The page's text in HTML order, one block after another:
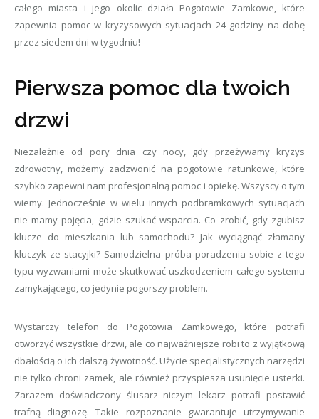
całego miasta i jego okolic działa Pogotowie Zamkowe, które
zapewnia pomoc w kryzysowych sytuacjach 24 godziny na dobę
przez siedem dni w tygodniu!
Pierwsza pomoc dla twoich
drzwi
Niezależnie od pory dnia czy nocy, gdy przeżywamy kryzys
zdrowotny, możemy zadzwonić na pogotowie ratunkowe, które
szybko zapewni nam profesjonalną pomoc i opiekę. Wszyscy o tym
wiemy. Jednocześnie w wielu innych podbramkowych sytuacjach
nie mamy pojęcia, gdzie szukać wsparcia. Co zrobić, gdy zgubisz
klucze do mieszkania lub samochodu? Jak wyciągnąć złamany
kluczyk ze stacyjki? Samodzielna próba poradzenia sobie z tego
typu wyzwaniami może skutkować uszkodzeniem całego systemu
zamykającego, co jedynie pogorszy problem.
Wystarczy telefon do Pogotowia Zamkowego, które potrafi
otworzyć wszystkie drzwi, ale co najważniejsze robi to z wyjątkową
dbałością o ich dalszą żywotność. Użycie specjalistycznych narzędzi
nie tylko chroni zamek, ale również przyspiesza usunięcie usterki.
Zarazem doświadczony ślusarz niczym lekarz potrafi postawić
trafną diagnozę. Takie rozpoznanie gwarantuje utrzymywanie